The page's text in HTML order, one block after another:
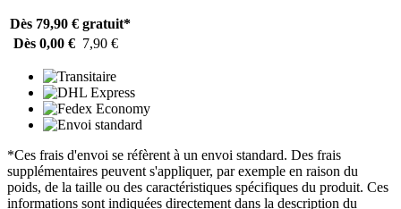
Dès 79,90 € gratuit*
Dès 0,00 € 7,90 €
*Ces frais d'envoi se réfèrent à un envoi standard. Des frais
supplémentaires peuvent s'appliquer, par exemple en raison du
poids, de la taille ou des caractéristiques spécifiques du produit. Ces
informations sont indiquées directement dans la description du